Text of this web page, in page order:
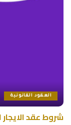
العقود القانونية
شروط عقد